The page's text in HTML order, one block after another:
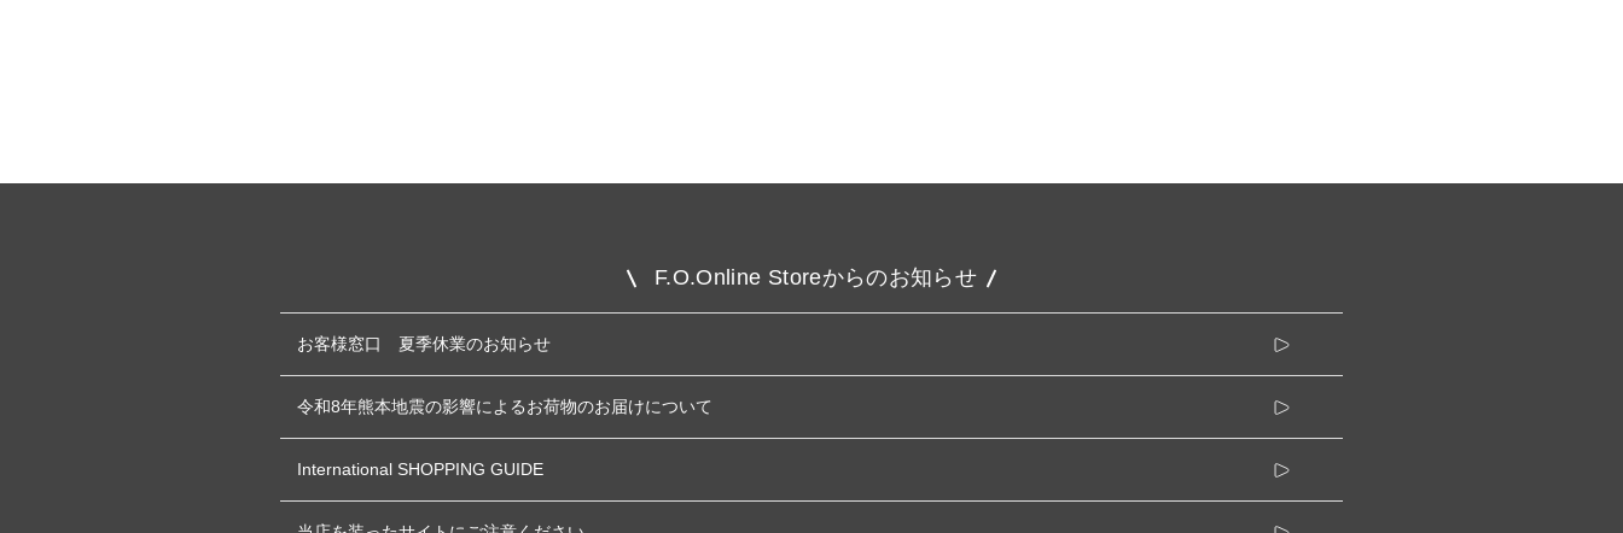
F.O.Online Storeからのお知らせ
お客様窓口 夏季休業のお知らせ
令和8年熊本地震の影響によるお荷物のお届けについて
International SHOPPING GUIDE